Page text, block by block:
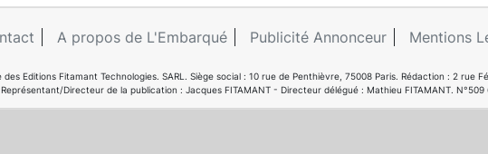
A propos de L'Embarqué Publicité Annonceur Mentions
Editions Fitamant Technologies. SARL. Siège social : 10 rue de Penthièvre, 75008 Paris. Rédaction : 2 rue
Représentant/Directeur de la publication : Jacques FITAMANT - Directeur délégué : Mathieu FITAMANT. N°509